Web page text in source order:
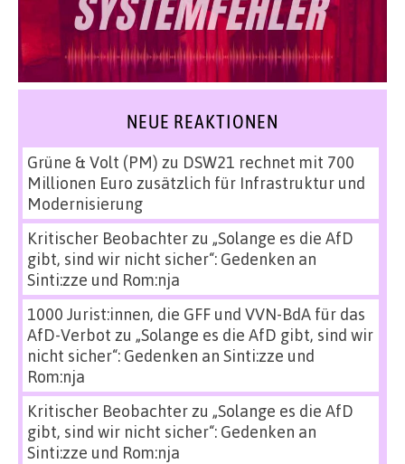
NEUE REAKTIONEN
Grüne & Volt (PM) zu DSW21 rechnet mit 700
Millionen Euro zusätzlich für Infrastruktur und
Modernisierung
Kritischer Beobachterzu „Solange es die AfD
gibt, sind wir nicht sicher“: Gedenken an
Sinti:zze und Rom:nja
1000 Jurist:innen, die GFF und VVN-BdA für das
AfD-Verbot zu „Solange es die AfD gibt, sind wir
nicht sicher“: Gedenken an Sinti:zze und
Rom:nja
Kritischer Beobachterzu „Solange es die AfD
gibt, sind wir nicht sicher“: Gedenken an
Sinti:zze und Rom:nja